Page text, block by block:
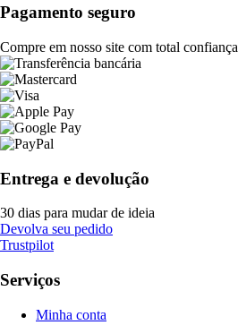
Pagamento seguro
Compre em nosso site com total confiança
Entrega e devolução
30 dias para mudar de ideia
Devolva seu pedido
Trustpilot
Serviços
Minha conta